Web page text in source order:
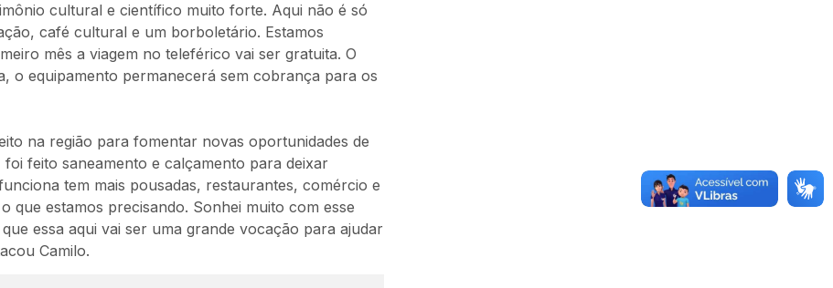
cultural e científico muito forte. Aqui não é só
café cultural e um borboletário. Estamos
mês a viagem no teleférico vai ser gratuita. O
o equipamento permanecerá sem cobrança para os
na região para fomentar novas oportunidades de
feito saneamento e calçamento para deixar
tem mais pousadas, restaurantes, comércio e
que estamos precisando. Sonhei muito com esse
essa aqui vai ser uma grande vocação para ajudar
Camilo.